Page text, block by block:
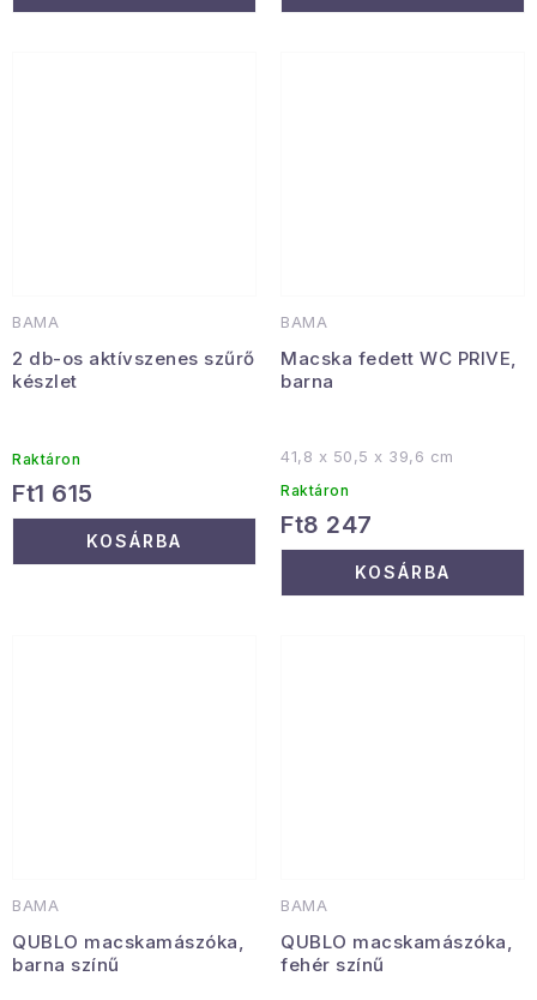
BAMA
2 db-os aktívszenes szűrő
készlet
Raktáron
Ft1 615
KOSÁRBA
BAMA
Macska fedett WC PRIVE,
barna
41,8 x 50,5 x 39,6 cm
Raktáron
Ft8 247
KOSÁRBA
BAMA
QUBLO macskamászóka,
barna színű
BAMA
QUBLO macskamászóka,
fehér színű